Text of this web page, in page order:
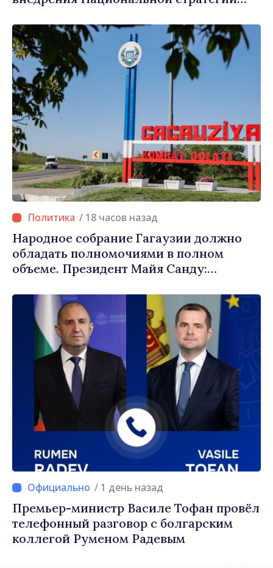
опубликована в Monitorul Oficial
/ 18 часов назад
Народное собрание Гагаузии должно
обладать полномочиями в полном
объеме. Президент Майя Санду:
честными»
/ 1 день назад
Премьер-министр Василе Тофан провёл
телефонный разговор с болгарским
коллегой Руменом Радевым